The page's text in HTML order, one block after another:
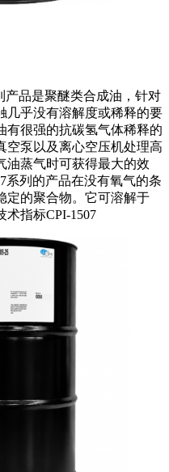
产品是聚醚类合成油，针对
几乎没有溶解度或稀释的要
有很强的抗碳氢气体稀释的
空泵以及离心空压机处理高
油蒸气时可获得最大的效
系列的产品在没有氧气的条
定的聚合物。它可溶解于
术指标CPI-1507